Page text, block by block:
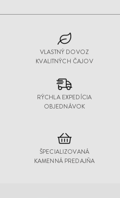
VLASTNÝ DOVOZ
KVALITNÝCH ČAJOV
RÝCHLA EXPEDÍCIA
OBJEDNÁVOK
ŠPECIALIZOVANÁ
KAMENNÁ PREDAJŇA